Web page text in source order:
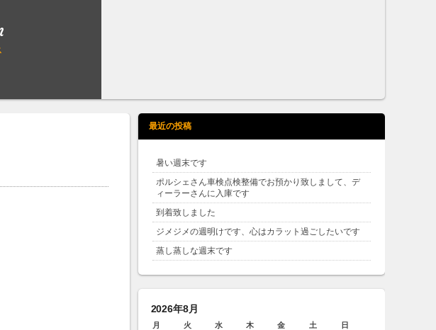
最近の投稿
暑い週末です
ポルシェさん車検点検整備でお預かり致しまして、デ
ィーラーさんに入庫です
到着致しました
ジメジメの週明けです、心はカラット過ごしたいです
蒸し蒸しな週末です
2026年8月
月 火 水 木 金 土 日